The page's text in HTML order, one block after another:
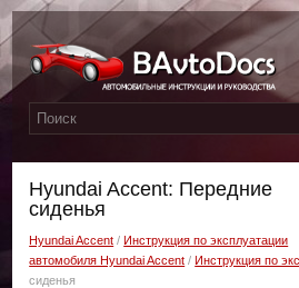
Hyundai Accent: Передние
сиденья
Hyundai Accent /Инструкция по эксплуатации
автомобиля Hyundai Accent /Инструкция по
сиденья